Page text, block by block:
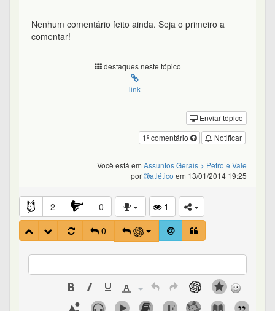
Nenhum comentário feito ainda. Seja o primeiro a
comentar!
destaques neste tópico
link
Enviar tópico
Notificar
1º comentário
Você está em Assuntos Gerais > Petro e Vale
por
atlético em 13/01/2014 19:25
2 0
1
0